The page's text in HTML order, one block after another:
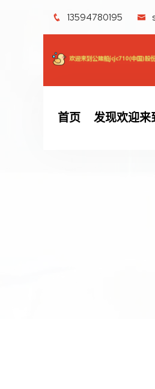
13594780195
首页 发现欢迎来